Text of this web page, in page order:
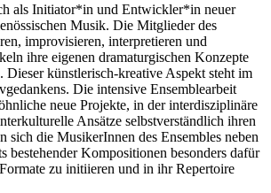
als Initiator*in und Entwickler*in neuer
Musik. Die Mitglieder des
improvisieren, interpretieren und
ihre eigenen dramaturgischen Konzepte
Dieser künstlerisch-kreative Aspekt steht im
Die intensive Ensemblearbeit
neue Projekte, in der interdisziplinäre
Ansätze selbstverständlich ihren
sich die MusikerInnen des Ensembles neben
bestehender Kompositionen besonders dafür
zu initiieren und in ihr Repertoire